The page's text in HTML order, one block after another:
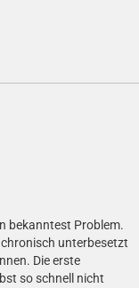
bekanntest Problem.
unterbesetzt
Die erste
so schnell nicht